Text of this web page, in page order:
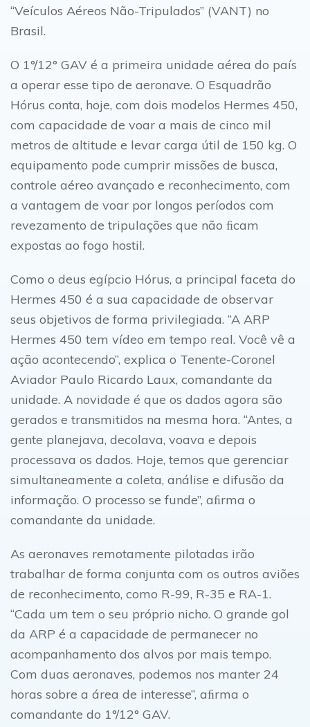
“Veículos Aéreos Não-Tripulados” (VANT) no
Brasil.
O 1°/12° GAV é a primeira unidade aérea do país
a operar esse tipo de aeronave. O Esquadrão
Hórus conta, hoje, com dois modelos Hermes 450,
com capacidade de voar a mais de cinco mil
metros de altitude e levar carga útil de 150 kg. O
equipamento pode cumprir missões de busca,
controle aéreo avançado e reconhecimento, com
a vantagem de voar por longos períodos com
revezamento de tripulações que não ﬁcam
expostas ao fogo hostil.
Como o deus egípcio Hórus, a principal faceta do
Hermes 450 é a sua capacidade de observar
seus objetivos de forma privilegiada. “A ARP
Hermes 450 tem vídeo em tempo real. Você vê a
ação acontecendo”, explica o Tenente-Coronel
Aviador Paulo Ricardo Laux, comandante da
unidade. A novidade é que os dados agora são
gerados e transmitidos na mesma hora. “Antes, a
gente planejava, decolava, voava e depois
processava os dados. Hoje, temos que gerenciar
simultaneamente a coleta, análise e difusão da
informação. O processo se funde”, aﬁrma o
comandante da unidade.
As aeronaves remotamente pilotadas irão
trabalhar de forma conjunta com os outros aviões
de reconhecimento, como R-99, R-35 e RA-1.
“Cada um tem o seu próprio nicho. O grande gol
da ARP é a capacidade de permanecer no
acompanhamento dos alvos por mais tempo.
Com duas aeronaves, podemos nos manter 24
horas sobre a área de interesse”, aﬁrma o
comandante do 1°/12° GAV.